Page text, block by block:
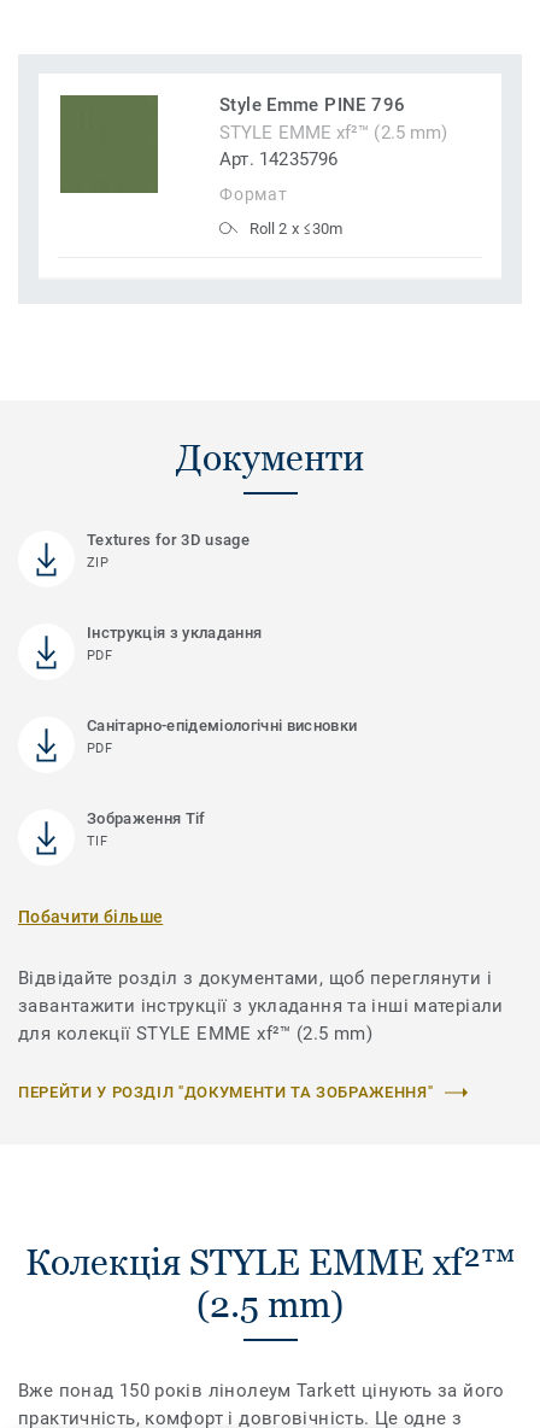
Style Emme PINE 796
STYLE EMME xf²™ (2.5 mm)
Арт. 14235796
Формат
Roll 2 x ≤30m
Документи
Textures for 3D usage
ZIP
Інструкція з укладання
PDF
Санітарно-епідеміологічні висновки
PDF
Зображення Tif
TIF
Побачити більше
Відвідайте розділ з документами, щоб переглянути і
завантажити інструкції з укладання та інші матеріали
для колекції STYLE EMME xf²™ (2.5 mm)
ПЕРЕЙТИ У РОЗДІЛ "ДОКУМЕНТИ ТА ЗОБРАЖЕННЯ"
Колекція STYLE EMME xf²™
(2.5 mm)
Вже понад 150 років лінолеум Tarkett цінують за його
практичність, комфорт і довговічність. Це одне з